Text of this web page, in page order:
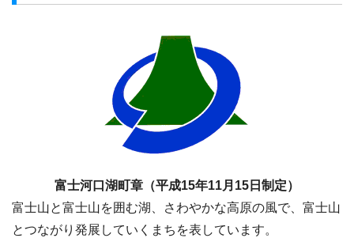
富士河口湖町章（平成15年11月15日制定）
富士山と富士山を囲む湖、さわやかな高原の風で、富士山
とつながり発展していくまちを表しています。